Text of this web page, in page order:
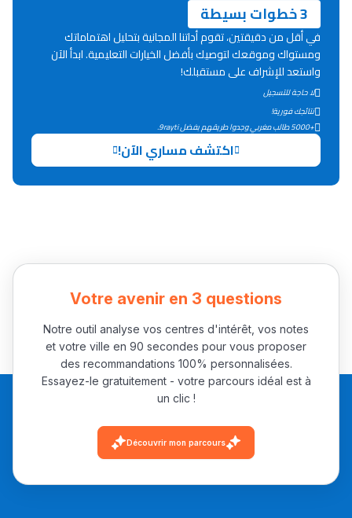
التعليم الثانوي التأهيلي
Collège au Maroc
Post-Bac
Interviews/Vidéos
+ de 89 Interviews/Vidéos
دليل المهن
3 خطوات بسيطة
في أقل من دقيقتين، تقوم أداتنا المجانية بتحليل اهتماماتك
ومستواك وموقعك لتوصيك بأفضل الخيارات التعليمية. ابدأ الآن
واستعد للإشراف على مستقبلك!
لا حاجة للتسجيل
نتائجك فورية!
+5000 طالب مغربي وجدوا طريقهم بفضل 9rayti.
اكتشف مساري الآن!
Votre avenir en 3 questions
Notre outil analyse vos centres d'intérêt, vos notes
et votre ville en 90 secondes pour vous proposer
des recommandations 100% personnalisées.
Essayez-le gratuitement - votre parcours idéal est à
un clic !
Découvrir mon parcours